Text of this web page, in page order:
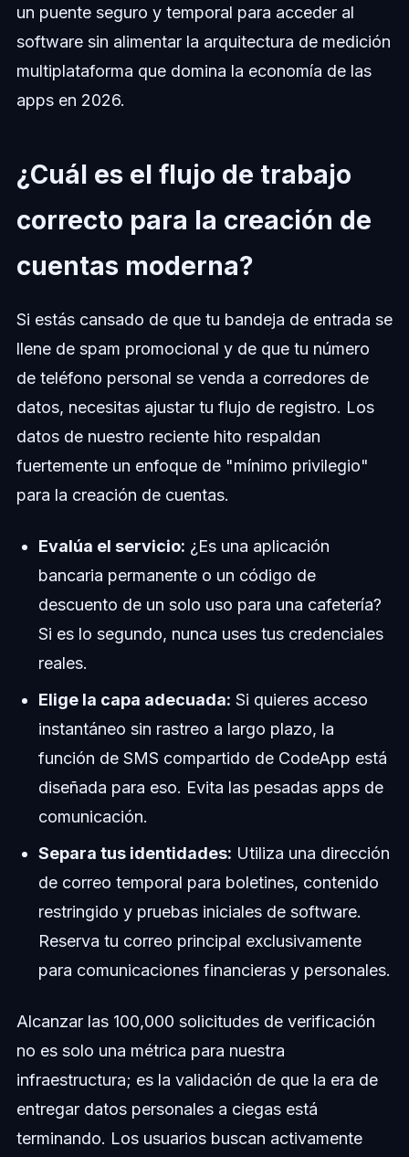
un puente seguro y temporal para acceder al
software sin alimentar la arquitectura de medición
multiplataforma que domina la economía de las
apps en 2026.
¿Cuál es el flujo de trabajo
correcto para la creación de
cuentas moderna?
Si estás cansado de que tu bandeja de entrada se
llene de spam promocional y de que tu número
de teléfono personal se venda a corredores de
datos, necesitas ajustar tu flujo de registro. Los
datos de nuestro reciente hito respaldan
fuertemente un enfoque de "mínimo privilegio"
para la creación de cuentas.
Evalúa el servicio: ¿Es una aplicación
bancaria permanente o un código de
descuento de un solo uso para una cafetería?
Si es lo segundo, nunca uses tus credenciales
reales.
Elige la capa adecuada: Si quieres acceso
instantáneo sin rastreo a largo plazo, la
función de SMS compartido de CodeApp está
diseñada para eso. Evita las pesadas apps de
comunicación.
Separa tus identidades: Utiliza una dirección
de correo temporal para boletines, contenido
restringido y pruebas iniciales de software.
Reserva tu correo principal exclusivamente
para comunicaciones financieras y personales.
Alcanzar las 100,000 solicitudes de verificación
no es solo una métrica para nuestra
infraestructura; es la validación de que la era de
entregar datos personales a ciegas está
terminando. Los usuarios buscan activamente